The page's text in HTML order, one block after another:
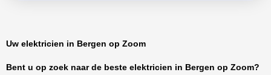
Uw elektricien in Bergen op Zoom
Bent u op zoek naar de beste elektricien in Bergen op Zoom?